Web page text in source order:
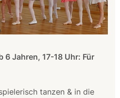
6 Jahren, 17-18 Uhr: Für
tanzen & in die